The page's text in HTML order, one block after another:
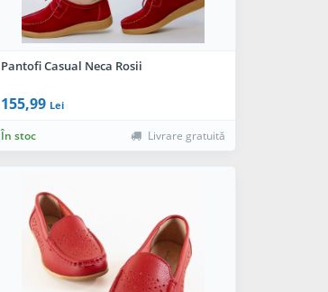
Pantofi Casual Neca Rosii
155,99 Lei
În stoc Livrare gratuită